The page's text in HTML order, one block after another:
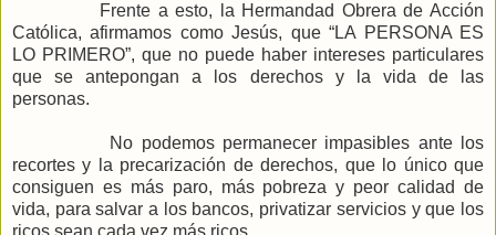
Frente a esto, la Hermandad Obrera de Acción
Católica, afirmamos como Jesús, que “LA PERSONAES
LO PRIMERO”, que no puede haber intereses particulares
que se antepongan a los derechos y la vida de las
personas.
No podemos permanecer impasibles ante los
recortes y la precarización de derechos, que lo único que
consiguen es más paro, más pobreza y peor calidad de
vida, para salvar a los bancos, privatizar servicios y que los